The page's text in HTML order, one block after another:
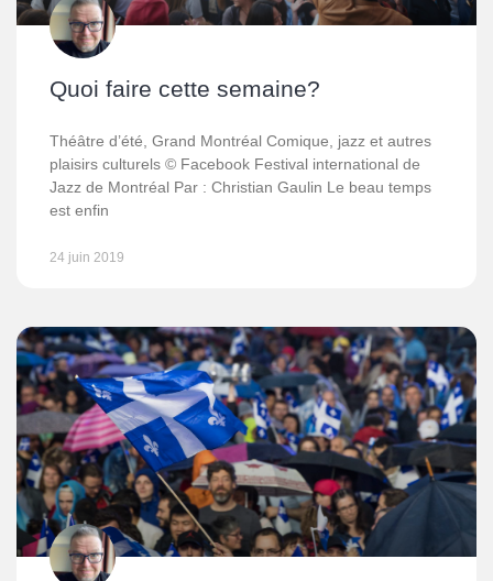
Quoi faire cette semaine?
Théâtre d’été, Grand Montréal Comique, jazz et autres
plaisirs culturels © Facebook Festival international de
Jazz de Montréal Par : Christian Gaulin Le beau temps
est enfin
24 juin 2019